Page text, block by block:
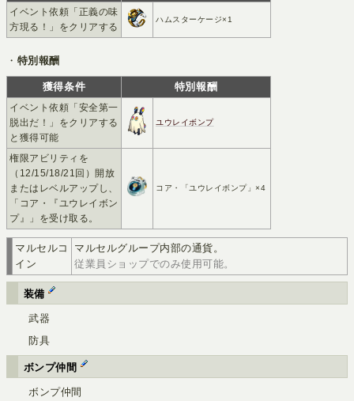
イベント依頼「正義の味
方現る！」をクリアする
ハムスターケージ×1
・ 特別報酬
獲得条件 特別報酬
イベント依頼「安全第一
脱出だ！」をクリアする
と獲得可能
ユウレイボンプ
権限アビリティを
（12/15/18/21回）開放
またはレベルアップし、
「コア・『ユウレイボン
プ』」を受け取る。
コア・「ユウレイボンプ」×4
マルセルコ
イン
マルセルグループ内部の通貨。
従業員ショップでのみ使用可能。
装備
武器
防具
ボンプ仲間
ボンプ仲間